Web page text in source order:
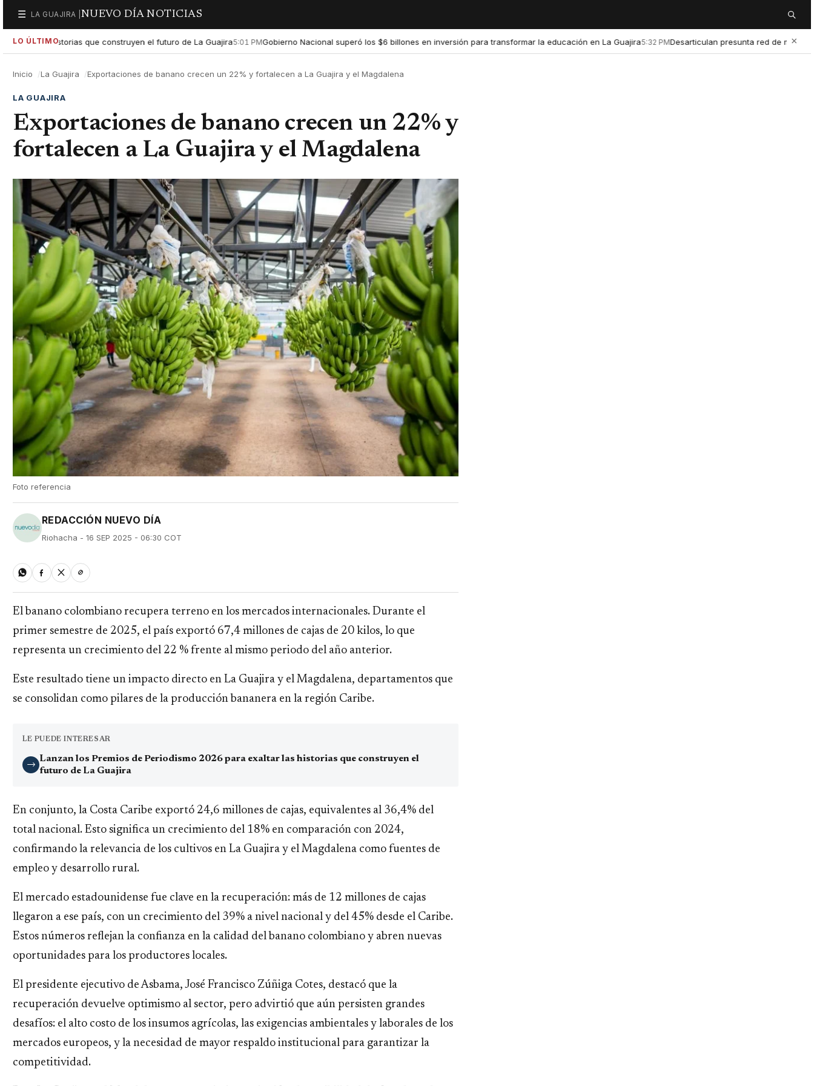
☰
Secciones
LA GUAJIRA | NUEVO DÍA NOTICIAS Buscar
LO ÚLTIMO
las historias que construyen el futuro de La Guajira 5:01 PMGobierno Nacional superó los $6 billones en inversión para transformar la educación en La Guajira 5:32 PMDesarticulan presunta red de microtráfico
×
Inicio La Guajira Exportaciones de banano crecen un 22% y fortalecen a La Guajira y el Magdalena
LA GUAJIRA
Exportaciones de banano crecen un 22% y
fortalecen a La Guajira y el Magdalena
Foto referencia
REDACCIÓN NUEVO DÍA
Riohacha - 16 SEP 2025 - 06:30 COT
El banano colombiano recupera terreno en los mercados internacionales. Durante el
primer semestre de 2025, el país exportó 67,4 millones de cajas de 20 kilos, lo que
representa un crecimiento del 22 % frente al mismo periodo del año anterior.
Este resultado tiene un impacto directo en La Guajira y el Magdalena, departamentos que
se consolidan como pilares de la producción bananera en la región Caribe.
LE PUEDE INTERESAR
→
Lanzan los Premios de Periodismo 2026 para exaltar las historias que construyen el
futuro de La Guajira
En conjunto, la Costa Caribe exportó 24,6 millones de cajas, equivalentes al 36,4% del
total nacional. Esto significa un crecimiento del 18% en comparación con 2024,
confirmando la relevancia de los cultivos en La Guajira y el Magdalena como fuentes de
empleo y desarrollo rural.
El mercado estadounidense fue clave en la recuperación: más de 12 millones de cajas
llegaron a ese país, con un crecimiento del 39% a nivel nacional y del 45% desde el Caribe.
Estos números reflejan la confianza en la calidad del banano colombiano y abren nuevas
oportunidades para los productores locales.
El presidente ejecutivo de Asbama, José Francisco Zúñiga Cotes, destacó que la
recuperación devuelve optimismo al sector, pero advirtió que aún persisten grandes
desafíos: el alto costo de los insumos agrícolas, las exigencias ambientales y laborales de los
mercados europeos, y la necesidad de mayor respaldo institucional para garantizar la
competitividad.